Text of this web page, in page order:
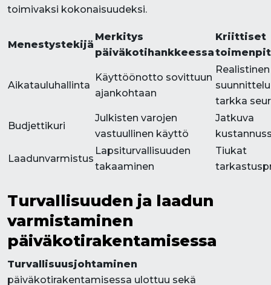
toimivaksi kokonaisuudeksi.
Menestystekijä
Merkitys
päiväkotihankkeessa
Kriittiset
Aikatauluhallinta
Käyttöönotto sovittuun
ajankohtaan
Realistinen
tarkka
Budjettikuri
Julkisten varojen
vastuullinen käyttö
Jatkuva
Laadunvarmistus
Lapsiturvallisuuden
takaaminen
Tiukat
Turvallisuuden ja laadun
varmistaminen
päiväkotirakentamisessa
Turvallisuusjohtaminen
päiväkotirakentamisessa ulottuu sekä